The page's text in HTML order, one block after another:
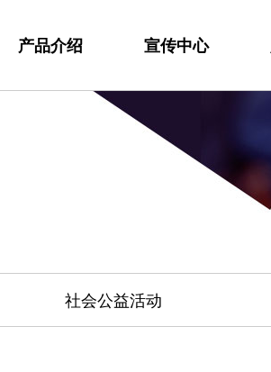
产品介绍 宣传中心
社会公益活动